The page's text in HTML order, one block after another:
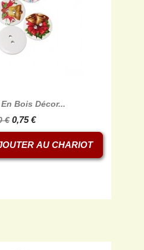
Bois Décor...
€ 0,75 €
AU CHARIOT